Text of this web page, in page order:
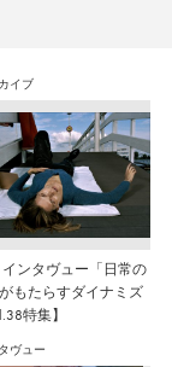
イブ
ンタヴュー「日常の
もたらすダイナミズ
特集】
ヴュー